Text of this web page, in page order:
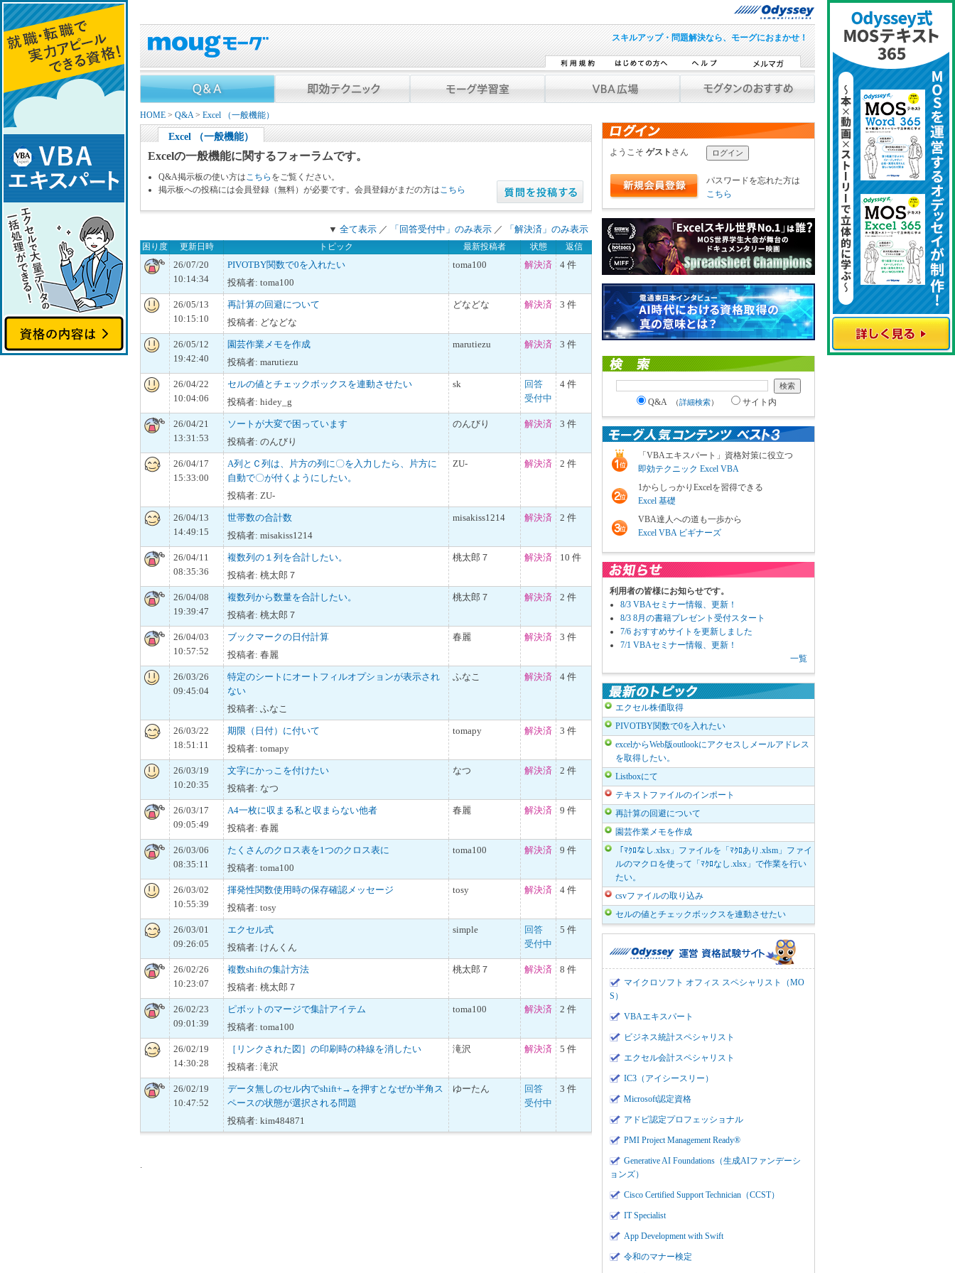
スキルアップ・問題解決なら、モーグにおまかせ！
HOME > Q&A> Excel （一般機能）
Excel （一般機能）
Excelの一般機能に関するフォーラムです。
Q&A掲示板の使い方は こちら をご覧ください。
掲示板への投稿には会員登録（無料）が必要です。会員登録がまだの方は こちら
▼ 全て表示 ／ 「回答受付中」のみ表示 ／ 「解決済」のみ表示
困り度 更新日時 トピック 最新投稿者 状態 返信
26/07/20
10:14:34
PIVOTBY関数で0を入れたい
投稿者: toma100
toma100 解決済 4 件
26/05/13
10:15:10
再計算の回避について
投稿者: どなどな
どなどな 解決済 3 件
26/05/12
19:42:40
園芸作業メモを作成
投稿者: marutiezu
marutiezu 解決済 3 件
26/04/22
10:04:06
セルの値とチェックボックスを連動させたい
投稿者: hidey_g
sk
回答
受付中
4 件
26/04/21
13:31:53
ソートが大変で困っています
投稿者: のんびり
のんびり 解決済 3 件
26/04/17
15:33:00
A列とＣ列は、片方の列に〇を入力したら、片方に
自動で〇が付くようにしたい。
投稿者: ZU-
ZU- 解決済 2 件
26/04/13
14:49:15
世帯数の合計数
投稿者: misakiss1214
misakiss1214 解決済 2 件
26/04/11
08:35:36
複数列の１列を合計したい。
投稿者: 桃太郎７
桃太郎７ 解決済 10 件
26/04/08
19:39:47
複数列から数量を合計したい。
投稿者: 桃太郎７
桃太郎７ 解決済 2 件
26/04/03
10:57:52
ブックマークの日付計算
投稿者: 春麗
春麗 解決済 3 件
26/03/26
09:45:04
特定のシートにオートフィルオプションが表示され
ない
投稿者: ふなこ
ふなこ 解決済 4 件
26/03/22
18:51:11
期限（日付）に付いて
投稿者: tomapy
tomapy 解決済 3 件
26/03/19
10:20:35
文字にかっこを付けたい
投稿者: なつ
なつ 解決済 2 件
26/03/17
09:05:49
A4一枚に収まる私と収まらない他者
投稿者: 春麗
春麗 解決済 9 件
26/03/06
08:35:11
たくさんのクロス表を1つのクロス表に
投稿者: toma100
toma100 解決済 9 件
26/03/02
10:55:39
揮発性関数使用時の保存確認メッセージ
投稿者: tosy
tosy 解決済 4 件
26/03/01
09:26:05
エクセル式
投稿者: けんくん
simple
回答
受付中
5 件
26/02/26
10:23:07
複数shiftの集計方法
投稿者: 桃太郎７
桃太郎７ 解決済 8 件
26/02/23
09:01:39
ピボットのマージで集計アイテム
投稿者: toma100
toma100 解決済 2 件
26/02/19
14:30:28
［リンクされた図］の印刷時の枠線を消したい
投稿者: 滝沢
滝沢 解決済 5 件
26/02/19
10:47:52
データ無しのセル内でshift+→を押すとなぜか半角ス
ペースの状態が選択される問題
投稿者: kim484871
ゆーたん
回答
受付中
3 件
ようこそ ゲスト さん
パスワードを忘れた方は
こちら
Q&A （詳細検索） サイト内
「VBAエキスパート」資格対策に役立つ
即効テクニック Excel VBA
1からしっかりExcelを習得できる
Excel 基礎
VBA達人への道も一歩から
Excel VBA ビギナーズ
利用者の皆様にお知らせです。
8/3 VBAセミナー情報、更新！
8/3 8月の書籍プレゼント受付スタート
7/6 おすすめサイトを更新しました
7/1 VBAセミナー情報、更新！
一覧
エクセル株価取得
PIVOTBY関数で0を入れたい
excelからWeb版outlookにアクセスしメールアドレス
を取得したい。
Listboxにて
テキストファイルのインポート
再計算の回避について
園芸作業メモを作成
「ﾏｸﾛなし.xlsx」ファイルを「ﾏｸﾛあり.xlsm」ファイ
ルのマクロを使って「ﾏｸﾛなし.xlsx」で作業を行い
たい。
csvファイルの取り込み
セルの値とチェックボックスを連動させたい
マイクロソフト オフィス スペシャリスト（MO
S）
VBAエキスパート
ビジネス統計スペシャリスト
エクセル会計スペシャリスト
IC3（アイシースリー）
Microsoft認定資格
アドビ認定プロフェッショナル
PMI Project Management Ready®
Generative AI Foundations（生成AIファンデーシ
ョンズ）
Cisco Certified Support Technician（CCST）
IT Specialist
App Development with Swift
令和のマナー検定